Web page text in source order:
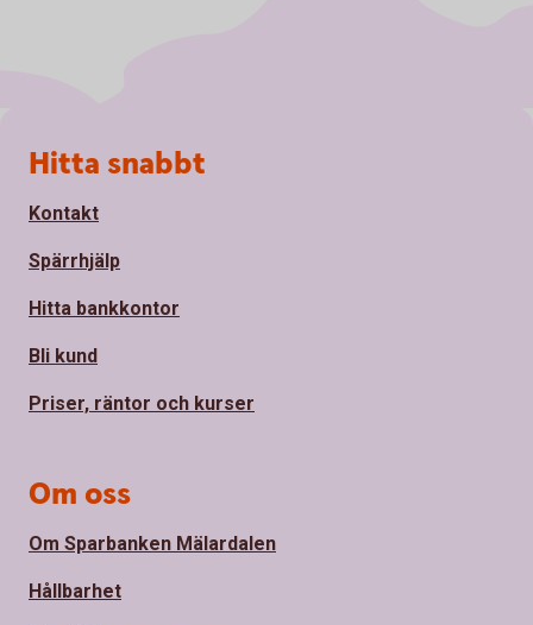
Sidfot
Hitta snabbt
Kontakt
Spärrhjälp
Hitta bankkontor
Bli kund
Priser, räntor och kurser
Om oss
Om Sparbanken Mälardalen
Hållbarhet